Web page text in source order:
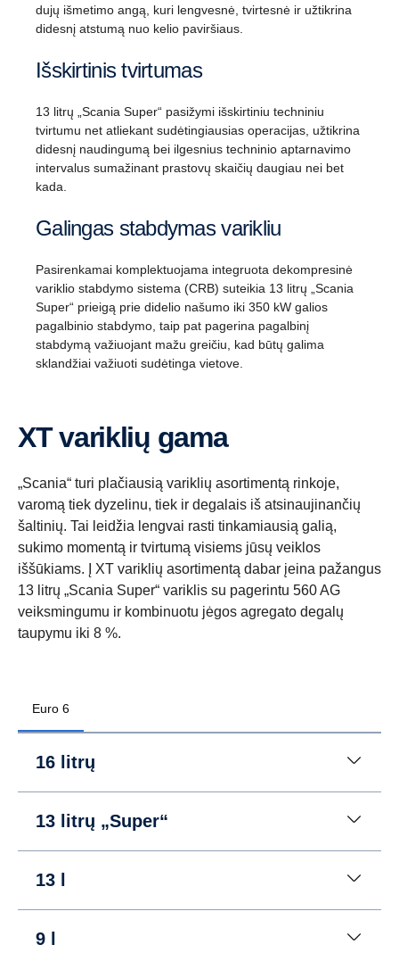
dujų išmetimo angą, kuri lengvesnė, tvirtesnė ir užtikrina
didesnį atstumą nuo kelio paviršiaus.
Išskirtinis tvirtumas
13 litrų „Scania Super“ pasižymi išskirtiniu techniniu
tvirtumu net atliekant sudėtingiausias operacijas, užtikrina
didesnį naudingumą bei ilgesnius techninio aptarnavimo
intervalus sumažinant prastovų skaičių daugiau nei bet
kada.
Galingas stabdymas varikliu
Pasirenkamai komplektuojama integruota dekompresinė
variklio stabdymo sistema (CRB) suteikia 13 litrų „Scania
Super“ prieigą prie didelio našumo iki 350 kW galios
pagalbinio stabdymo, taip pat pagerina pagalbinį
stabdymą važiuojant mažu greičiu, kad būtų galima
sklandžiai važiuoti sudėtinga vietove.
XT variklių gama
„Scania“ turi plačiausią variklių asortimentą rinkoje,
varomą tiek dyzelinu, tiek ir degalais iš atsinaujinančių
šaltinių. Tai leidžia lengvai rasti tinkamiausią galią,
sukimo momentą ir tvirtumą visiems jūsų veiklos
iššūkiams. Į XT variklių asortimentą dabar įeina pažangus
13 litrų „Scania Super“ variklis su pagerintu 560 AG
veiksmingumu ir kombinuotu jėgos agregato degalų
taupymu iki 8 %.
Euro 6
16 litrų
13 litrų „Super“
13 l
9 l